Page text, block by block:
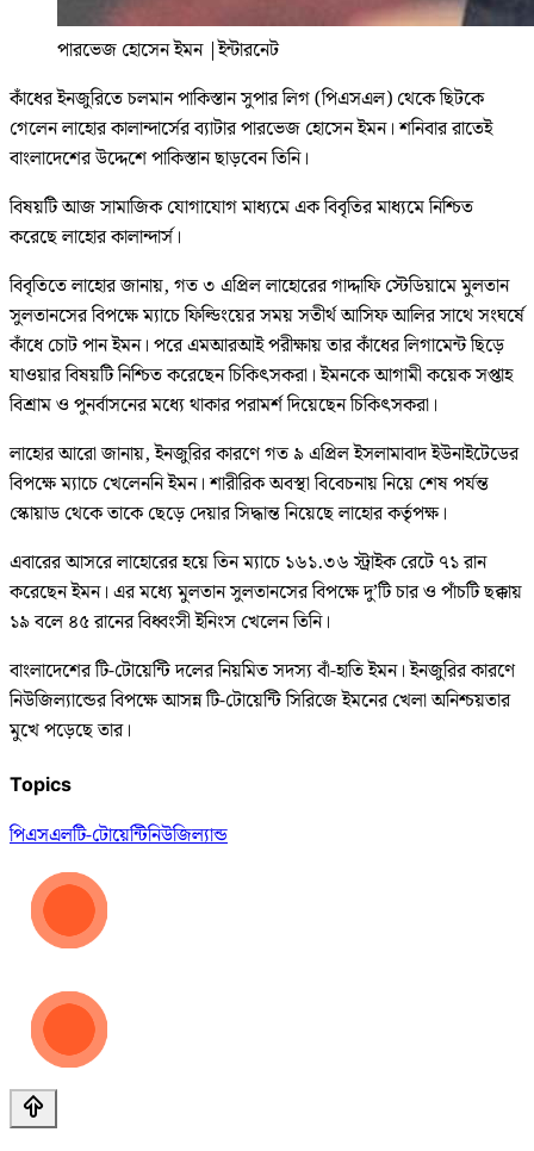
পারভেজ হোসেন ইমন |ইন্টারনেট
কাঁধের ইনজুরিতে চলমান পাকিস্তান সুপার লিগ (পিএসএল) থেকে ছিটকে
গেলেন লাহোর কালান্দার্সের ব্যাটার পারভেজ হোসেন ইমন। শনিবার রাতেই
বাংলাদেশের উদ্দেশে পাকিস্তান ছাড়বেন তিনি।
বিষয়টি আজ সামাজিক যোগাযোগ মাধ্যমে এক বিবৃতির মাধ্যমে নিশ্চিত
করেছে লাহোর কালান্দার্স।
বিবৃতিতে লাহোর জানায়, গত ৩ এপ্রিল লাহোরের গাদ্দাফি স্টেডিয়ামে মুলতান
সুলতানসের বিপক্ষে ম্যাচে ফিল্ডিংয়ের সময় সতীর্থ আসিফ আলির সাথে সংঘর্ষে
কাঁধে চোট পান ইমন। পরে এমআরআই পরীক্ষায় তার কাঁধের লিগামেন্ট ছিড়ে
যাওয়ার বিষয়টি নিশ্চিত করেছেন চিকিৎসকরা। ইমনকে আগামী কয়েক সপ্তাহ
বিশ্রাম ও পুনর্বাসনের মধ্যে থাকার পরামর্শ দিয়েছেন চিকিৎসকরা।
লাহোর আরো জানায়, ইনজুরির কারণে গত ৯ এপ্রিল ইসলামাবাদ ইউনাইটেডের
বিপক্ষে ম্যাচে খেলেননি ইমন। শারীরিক অবস্থা বিবেচনায় নিয়ে শেষ পর্যন্ত
স্কোয়াড থেকে তাকে ছেড়ে দেয়ার সিদ্ধান্ত নিয়েছে লাহোর কর্তৃপক্ষ।
এবারের আসরে লাহোরের হয়ে তিন ম্যাচে ১৬১.৩৬ স্ট্রাইক রেটে ৭১ রান
করেছেন ইমন। এর মধ্যে মুলতান সুলতানসের বিপক্ষে দু’টি চার ও পাঁচটি ছক্কায়
১৯ বলে ৪৫ রানের বিধ্বংসী ইনিংস খেলেন তিনি।
বাংলাদেশের টি-টোয়েন্টি দলের নিয়মিত সদস্য বাঁ-হাতি ইমন। ইনজুরির কারণে
নিউজিল্যান্ডের বিপক্ষে আসন্ন টি-টোয়েন্টি সিরিজে ইমনের খেলা অনিশ্চয়তার
মুখে পড়েছে তার।
Topics
পিএসএলটি-টোয়েন্টিনিউজিল্যান্ড